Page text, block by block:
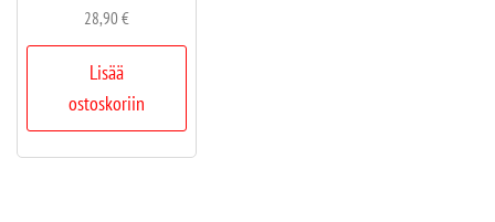
28,90€
Lisää
ostoskoriin